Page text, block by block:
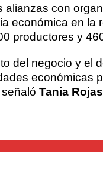
con
económica en
productores y
del negocio y
económicas
Tania Rojas